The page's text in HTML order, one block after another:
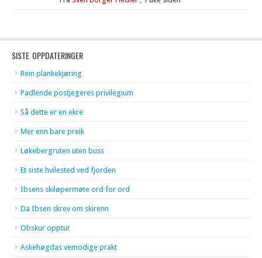
SISTE OPPDATERINGER
Rein plankekjøring
Padlende postjegeres privilegium
Så dette er en ekre
Mer enn bare preik
Løkebergruten uten buss
Et siste hvilested ved fjorden
Ibsens skiløpermøte ord for ord
Da Ibsen skrev om skirenn
Obskur opptur
Askehøgdas vemodige prakt